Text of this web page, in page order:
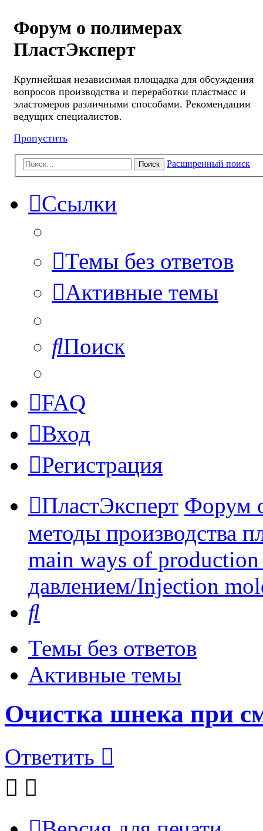
Форум о полимерах
ПластЭксперт
Крупнейшая независимая площадка для обсуждения
вопросов производства и переработки пластмасс и
эластомеров различными способами. Рекомендации
ведущих специалистов.
Пропустить
Поиск Расширенный поиск
Ссылки
Темы без ответов
Активные темы
Поиск
FAQ
Вход
Регистрация
ПластЭксперт Форум
методы производства
main ways of
давлением/Injection
Темы без ответов
Активные темы
Очистка шнека при
Ответить